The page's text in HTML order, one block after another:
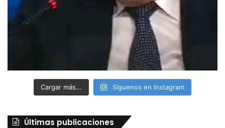
Cargar más... Síguenos en Instagram
Últimas publicaciones